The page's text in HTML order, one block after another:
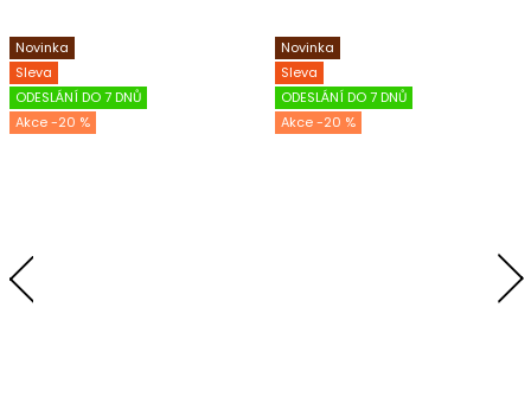
Novinka
Sleva
ODESLÁNÍ DO 7 DNŮ
-20 %
Novinka
Sleva
ODESLÁNÍ DO 7 DNŮ
-20 %